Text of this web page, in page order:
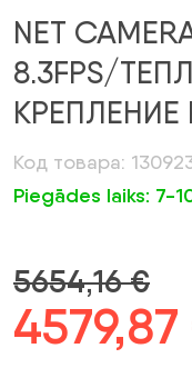
NET
8.3FPS/
КРЕПЛЕНИЕ
Код товара:
Piegādes laiks: 7-
5654,16€
4579,87